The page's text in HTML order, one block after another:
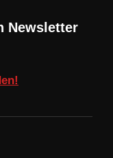
Newsletter